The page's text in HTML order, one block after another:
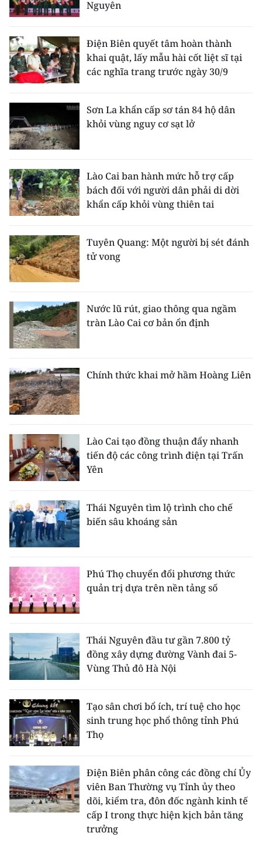
Nguyên
Điện Biên quyết tâm hoàn thành
khai quật, lấy mẫu hài cốt liệt sĩ tại
các nghĩa trang trước ngày 30/9
Sơn La khẩn cấp sơ tán 84 hộ dân
khỏi vùng nguy cơ sạt lở
Lào Cai ban hành mức hỗ trợ cấp
bách đối với người dân phải di dời
khẩn cấp khỏi vùng thiên tai
Tuyên Quang: Một người bị sét đánh
tử vong
Nước lũ rút, giao thông qua ngầm
tràn Lào Cai cơ bản ổn định
Chính thức khai mở hầm Hoàng Liên
Lào Cai tạo đồng thuận đẩy nhanh
tiến độ các công trình điện tại Trấn
Yên
Thái Nguyên tìm lộ trình cho chế
biến sâu khoáng sản
Phú Thọ chuyển đổi phương thức
quản trị dựa trên nền tảng số
Thái Nguyên đầu tư gần 7.800 tỷ
đồng xây dựng đường Vành đai 5-
Vùng Thủ đô Hà Nội
Tạo sân chơi bổ ích, trí tuệ cho học
sinh trung học phổ thông tỉnh Phú
Thọ
Điện Biên phân công các đồng chí Ủy
viên Ban Thường vụ Tỉnh ủy theo
dõi, kiểm tra, đôn đốc ngành kinh tế
cấp I trong thực hiện kịch bản tăng
trưởng